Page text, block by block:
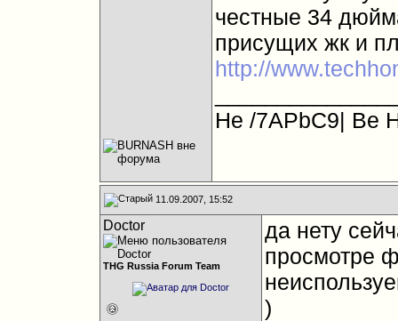
честные 34
присущих жк и
http://
Не /7APbC9| Be
11.09.2007, 15:52
Doctor
THG Russia Forum Team
да нету
просмотре
)